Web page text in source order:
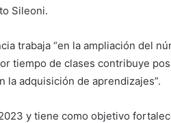
Sileoni.
trabaja “en la ampliación del
tiempo de clases contribuye
la adquisición de aprendizajes”.
y tiene como objetivo